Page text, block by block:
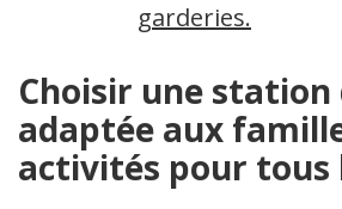
garderies.
Choisir une station
adaptée aux
activités pour tous